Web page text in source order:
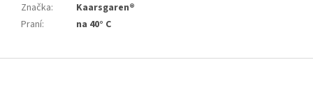
Značka:
Kaarsgaren®
Praní: na 40° C